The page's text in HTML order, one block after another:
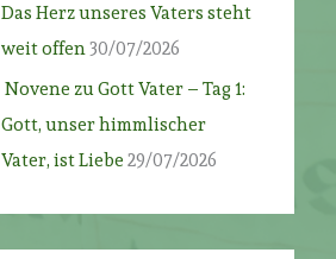
Das Herz unseres Vaters steht
weit offen30/07/2026
Novene zu Gott Vater – Tag 1:
Gott, unser himmlischer
Vater, ist Liebe 29/07/2026